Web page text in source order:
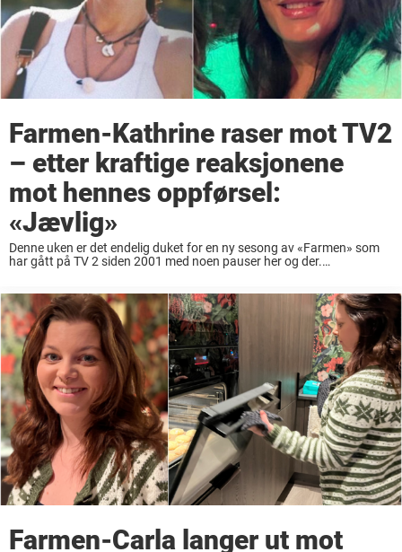
Farmen-Kathrine raser mot TV2
– etter kraftige reaksjonene
mot hennes oppførsel:
«Jævlig»
Denne uken er det endelig duket for en ny sesong av «Farmen» som
har gått på TV 2 siden 2001 med noen pauser her og der.
Farmen-Carla langer ut mot